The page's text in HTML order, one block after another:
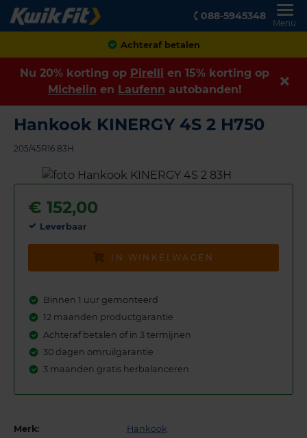
088-5945348
Menu
Klanten geven ons een
Nu 20% korting op Pirelli en 15% korting op
Michelin en Laufenn autobanden!
Hankook KINERGY 4S 2 H750
205/45R16 83H
€ 152,00
Leverbaar
IN WINKELWAGEN
Binnen 1 uur gemonteerd
12 maanden productgarantie
Achteraf betalen of in 3 termijnen
30 dagen omruilgarantie
3 maanden gratis herbalanceren
Merk: Hankook